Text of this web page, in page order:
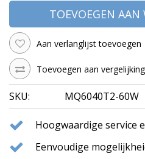
TOEVOEGEN AAN
Aan verlanglijst toevoegen
Toevoegen aan vergelijking
SKU: MQ6040T2-60W
Hoogwaardige service
Eenvoudige